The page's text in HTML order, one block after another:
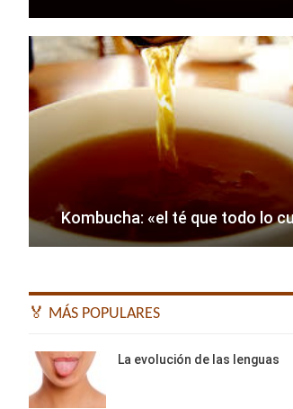
Kombucha: «el té que todo lo
🏅 MÁS POPULARES
La evolución de las lenguas